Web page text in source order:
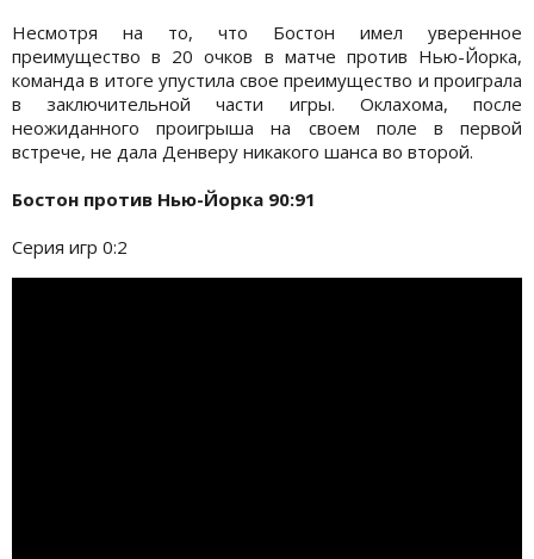
Несмотря на то, что Бостон имел уверенное
преимущество в 20 очков в матче против Нью-Йорка,
команда в итоге упустила свое преимущество и проиграла
в заключительной части игры. Оклахома, после
неожиданного проигрыша на своем поле в первой
встрече, не дала Денверу никакого шанса во второй.
Бостон против Нью-Йорка 90:91
Серия игр 0:2